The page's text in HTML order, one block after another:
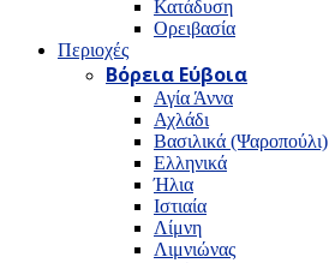
Κατάδυση
Ορειβασία
Περιοχές
Βόρεια Εύβοια
Αγία Άννα
Αχλάδι
Βασιλικά (Ψαροπούλι)
Ελληνικά
Ήλια
Ιστιαία
Λίμνη
Λιμνιώνας